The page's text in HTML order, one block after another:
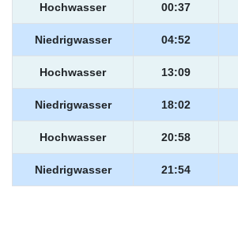
Hochwasser 00:37
Niedrigwasser 04:52
Hochwasser 13:09
Niedrigwasser 18:02
Hochwasser 20:58
Niedrigwasser 21:54